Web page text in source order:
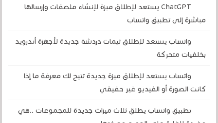
ChatGPT يستعد لإطلاق ميزة لإنشاء ملصقات وإرسالها
مباشرة إلى تطبيق واتساب
واتساب يستعد لإطلاق ثيمات دردشة جديدة لأجهزة أندرويد
بخلفيات متحركة
واتساب يستعد لإطلاق ميزة جديدة تتيح لك معرفة ما إذا
كانت الصورة أو الفيديو غير حقيقي
تطبيق واتساب يطلق ثلاث ميزات جديدة للمجموعات ..هي